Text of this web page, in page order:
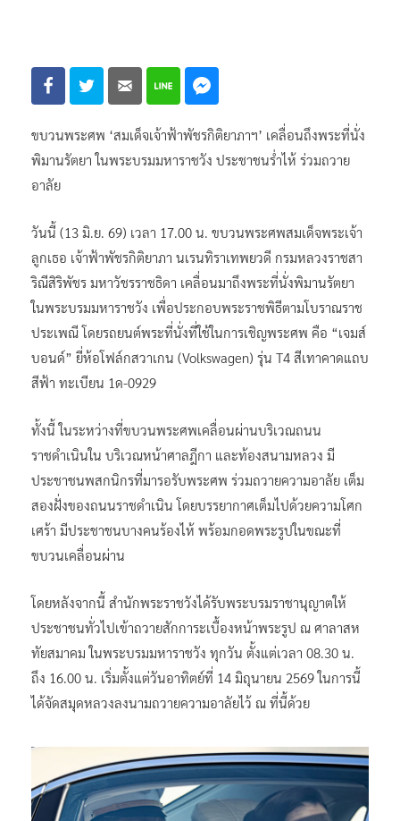
ขบวนพระศพ ‘สมเด็จเจ้าฟ้าพัชรกิติยาภาฯ’ เคลื่อนถึงพระที่นั่ง
พิมานรัตยา ในพระบรมมหาราชวัง ประชาชนร่ำไห้ ร่วมถวาย
อาลัย
วันนี้ (13 มิ.ย. 69) เวลา 17.00 น. ขบวนพระศพสมเด็จพระเจ้า
ลูกเธอ เจ้าฟ้าพัชรกิติยาภา นเรนทิราเทพยวดี กรมหลวงราชสา
ริณีสิริพัชร มหาวัชรราชธิดา เคลื่อนมาถึงพระที่นั่งพิมานรัตยา
ในพระบรมมหาราชวัง เพื่อประกอบพระราชพิธีตามโบราณราช
ประเพณี โดยรถยนต์พระที่นั่งที่ใช้ในการเชิญพระศพ คือ “เจมส์
บอนด์” ยี่ห้อโฟล์กสวาเกน (Volkswagen) รุ่น T4 สีเทาคาดแถบ
สีฟ้า ทะเบียน 1ด-0929
ทั้งนี้ ในระหว่างที่ขบวนพระศพเคลื่อนผ่านบริเวณถนน
ราชดำเนินใน บริเวณหน้าศาลฎีกา และท้องสนามหลวง มี
ประชาชนพสกนิกรที่มารอรับพระศพ ร่วมถวายความอาลัย เต็ม
สองฝั่งของถนนราชดำเนิน โดยบรรยากาศเต็มไปด้วยความโศก
เศร้า มีประชาชนบางคนร้องไห้ พร้อมกอดพระรูปในขณะที่
ขบวนเคลื่อนผ่าน
โดยหลังจากนี้ สำนักพระราชวังได้รับพระบรมราชานุญาตให้
ประชาชนทั่วไปเข้าถวายสักการะเบื้องหน้าพระรูป ณ ศาลาสห
ทัยสมาคม ในพระบรมมหาราชวัง ทุกวัน ตั้งแต่เวลา 08.30 น.
ถึง 16.00 น. เริ่มตั้งแต่วันอาทิตย์ที่ 14 มิถุนายน 2569 ในการนี้
ได้จัดสมุดหลวงลงนามถวายความอาลัยไว้ ณ ที่นี้ด้วย